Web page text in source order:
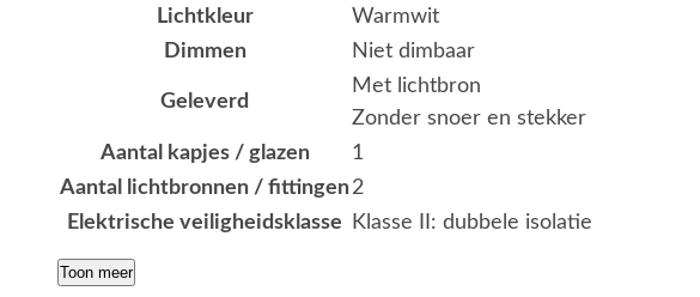
Lichtkleur
Warmwit
Dimmen
Niet dimbaar
Geleverd
Met lichtbron
Zonder snoer en stekker
Aantal kapjes / glazen
1
Aantal lichtbronnen / fittingen2
Elektrische veiligheidsklasse
Klasse II: dubbele isolatie
Toon meer